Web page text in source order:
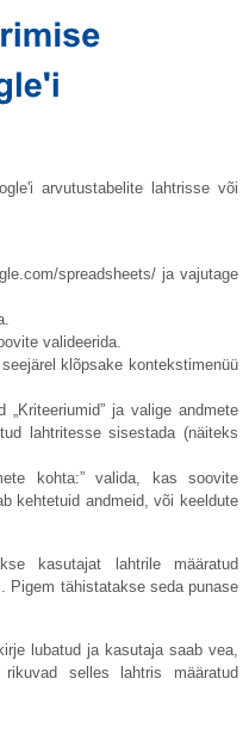
arvutustabelite lahtrisse või
spreadsheets/ ja vajutage
valideerida.
klõpsake kontekstimenüü
„Kriteeriumid” ja valige andmete
lahtritesse sisestada (näiteks
kohta:” valida, kas soovite
kehtetuid andmeid, või keeldute
kasutajat lahtrile määratud
Pigem tähistatakse seda punase
lubatud ja kasutaja saab vea,
selles lahtris määratud